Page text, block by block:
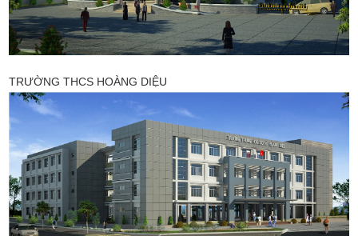
TRƯỜNG THCS HOÀNG DIỆU